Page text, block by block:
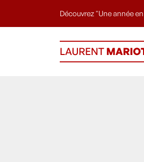
Découvrez "Une année